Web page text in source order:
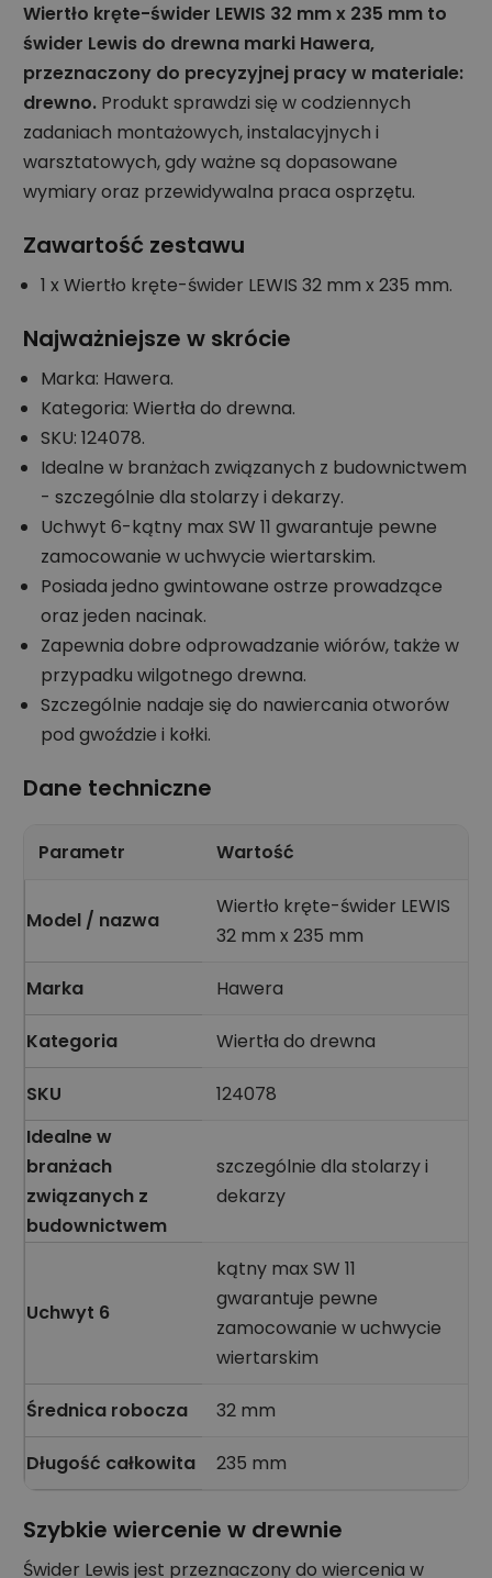
Wiertło kręte-świder LEWIS 32 mm x 235 mm to
świder Lewis do drewna marki Hawera,
przeznaczony do precyzyjnej pracy w materiale:
drewno. Produkt sprawdzi się w codziennych
zadaniach montażowych, instalacyjnych i
warsztatowych, gdy ważne są dopasowane
wymiary oraz przewidywalna praca osprzętu.
Zawartość zestawu
1 x Wiertło kręte-świder LEWIS 32 mm x 235 mm.
Najważniejsze w skrócie
Marka: Hawera.
Kategoria: Wiertła do drewna.
SKU: 124078.
Idealne w branżach związanych z budownictwem
- szczególnie dla stolarzy i dekarzy.
Uchwyt 6-kątny max SW 11 gwarantuje pewne
zamocowanie w uchwycie wiertarskim.
Posiada jedno gwintowane ostrze prowadzące
oraz jeden nacinak.
Zapewnia dobre odprowadzanie wiórów, także w
przypadku wilgotnego drewna.
Szczególnie nadaje się do nawiercania otworów
pod gwoździe i kołki.
Dane techniczne
Parametr Wartość
Model / nazwa
Wiertło kręte-świder LEWIS
32 mm x 235 mm
Marka Hawera
Kategoria Wiertła do drewna
SKU
124078
Idealne w
branżach
związanych z
budownictwem
szczególnie dla stolarzy i
dekarzy
Uchwyt 6
kątny max SW 11
gwarantuje pewne
zamocowanie w uchwycie
wiertarskim
Średnica robocza 32 mm
Długość całkowita 235 mm
Szybkie wiercenie w drewnie
Świder Lewis jest przeznaczony do wiercenia w